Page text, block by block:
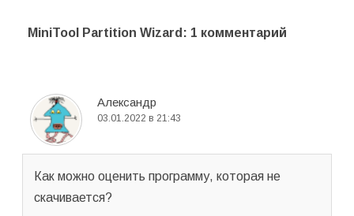
MiniTool Partition Wizard : 1 комментарий
Александр
03.01.2022 в 21:43
Как можно оценить программу, которая не
скачивается?